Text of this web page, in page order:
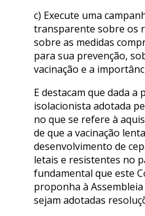
c) Execute uma
transparente sobre os
sobre as medidas
para sua prevenção,
vacinação e a
E destacam que dada a
isolacionista adotada
no que se refere à
de que a vacinação
desenvolvimento de
letais e resistentes no
fundamental que este
proponha à
sejam adotadas